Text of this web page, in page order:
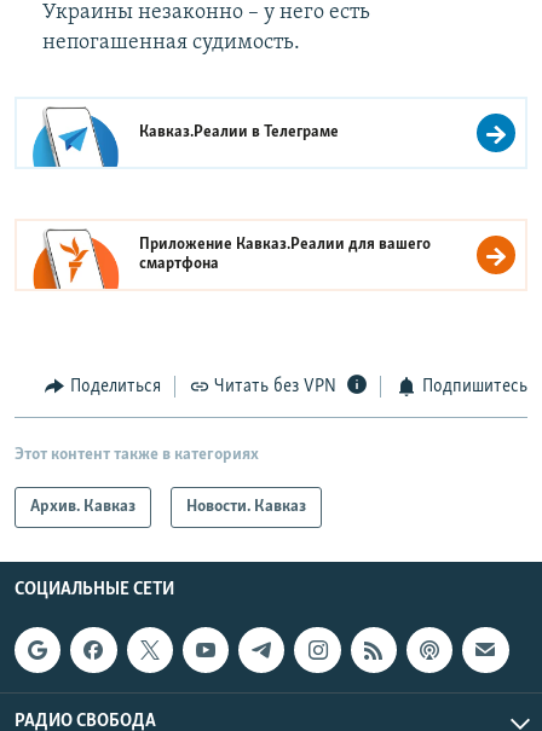
Украины незаконно – у него есть
непогашенная судимость.
Кавказ.Реалии вТелеграме
Приложение Кавказ.Реалии для вашего
смартфона
Поделиться Читать без VPN Подпишитесь
Этот контент также в категориях
Архив. Кавказ Новости. Кавказ
СОЦИАЛЬНЫЕ СЕТИ
РАДИО СВОБОДА